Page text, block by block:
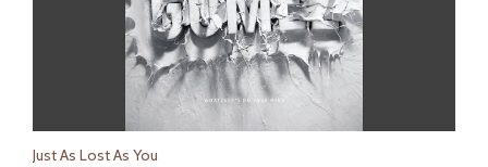
Just As Lost As You